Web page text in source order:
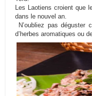
Les Laotiens croient que
dans le nouvel an.
N’oubliez pas déguster
d’herbes aromatiques ou